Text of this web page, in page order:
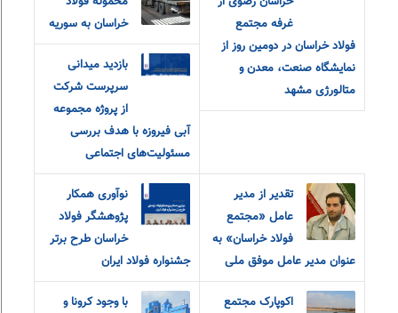
غرفه مجتمع
فولاد خراسان در دومین روز از
نمایشگاه صنعت، معدن و
متالورژی مشهد
خراسان به سوریه
بازدید میدانی
سرپرست شرکت
از پروژه مجموعه
آبی فیروزه با هدف بررسی
مسئولیت‌های اجتماعی
تقدیر از مدیر
عامل «مجتمع
فولاد خراسان» به
عنوان مدیر عامل موفق ملی
نوآوری همکار
پژوهشگر فولاد
خراسان طرح برتر
جشنواره فولاد ایران
اکوپارک مجتمع
با وجود کرونا و